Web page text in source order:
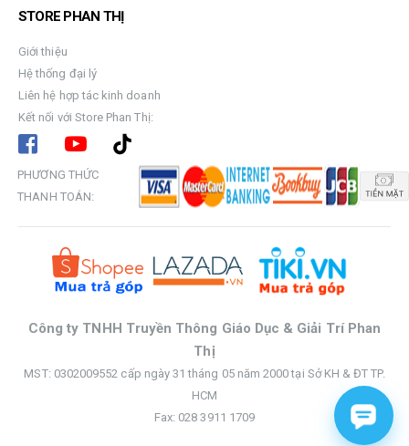
STORE PHAN THỊ
Giới thiệu
Hệ thống đại lý
Liên hệ hợp tác kinh doanh
Kết nối với Store Phan Thị:
PHƯƠNG THỨC
THANH TOÁN:
Công ty TNHH Truyền Thông Giáo Dục & Giải Trí Phan
Thị
MST: 0302009552 cấp ngày 31 tháng 05 năm 2000 tại Sở KH & ĐT TP.
HCM
Fax: 028 3911 1709